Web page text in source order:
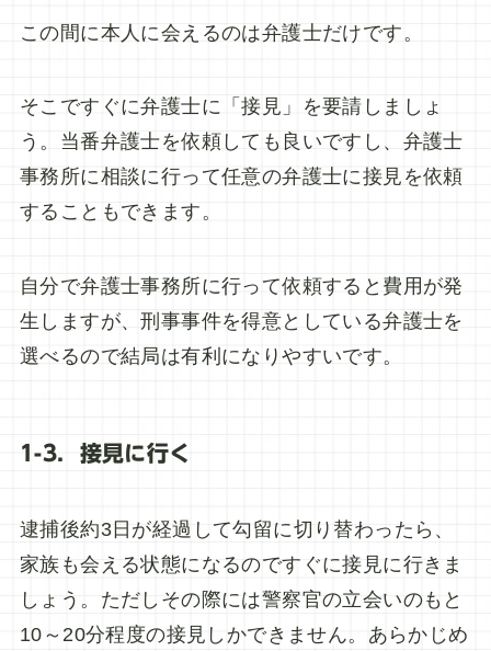
この間に本人に会えるのは弁護士だけです。
そこですぐに弁護士に「接見」を要請しましょ
う。当番弁護士を依頼しても良いですし、弁護士
事務所に相談に行って任意の弁護士に接見を依頼
することもできます。
自分で弁護士事務所に行って依頼すると費用が発
生しますが、刑事事件を得意としている弁護士を
選べるので結局は有利になりやすいです。
1-3．接見に行く
逮捕後約3日が経過して勾留に切り替わったら、
家族も会える状態になるのですぐに接見に行きま
しょう。ただしその際には警察官の立会いのもと
10～20分程度の接見しかできません。あらかじめ